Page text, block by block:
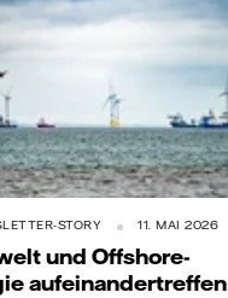
STORY 11. MAI 2026
und Offshore-
aufeinandertreffen